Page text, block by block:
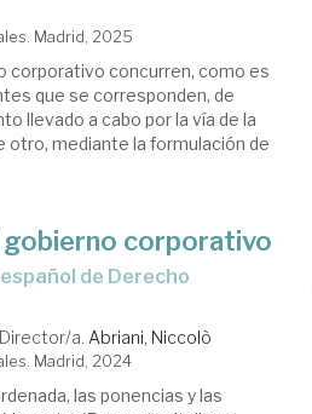
Madrid, 2025
corporativo concurren, como es
que se corresponden, de
llevado a cabo por la vía de la
otro, mediante la formulación de
corporativo
Director/a. Abriani, Niccolò
Madrid, 2024
las ponencias y las